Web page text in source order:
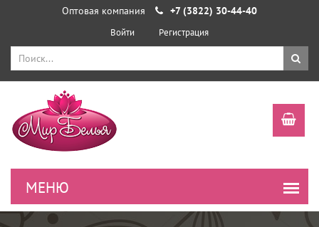
Оптовая компания +7 (3822) 30-44-40
Войти Регистрация